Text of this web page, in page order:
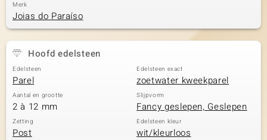
Merk
Joias do Paraíso
Hoofd edelsteen
Edelsteen
Parel
Edelsteen exact
zoetwater kweekparel
Aantal en grootte
2 à 12 mm
Slijpvorm
Fancy geslepen, Geslepen
Zetting
Post
Edelsteen kleur
wit/kleurloos